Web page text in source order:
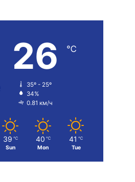
26 ℃
35º - 25º
34%
0.81 км/ч
39 ℃
Sun
40 ℃
Mon
41 ℃
Tue